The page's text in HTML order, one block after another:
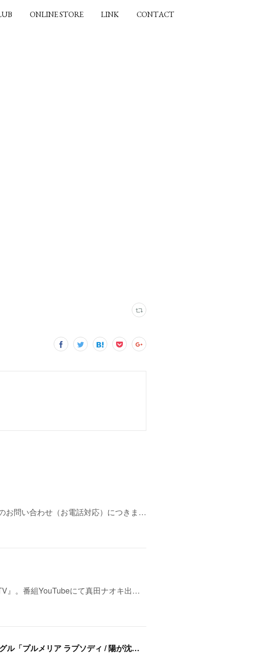
ONLINE STORE LINK CONTACT
お問い合わせ（お電話対応）につきま…
』。番組YouTubeにて真田ナオキ出…
8/11(火・祝)浅草・音のヨーロー堂 presents <真田ナオキ>両A面シングル「プルメリア ラプソディ / 陽が沈む前に…」発売記念 スペシャルイベント開催決定！